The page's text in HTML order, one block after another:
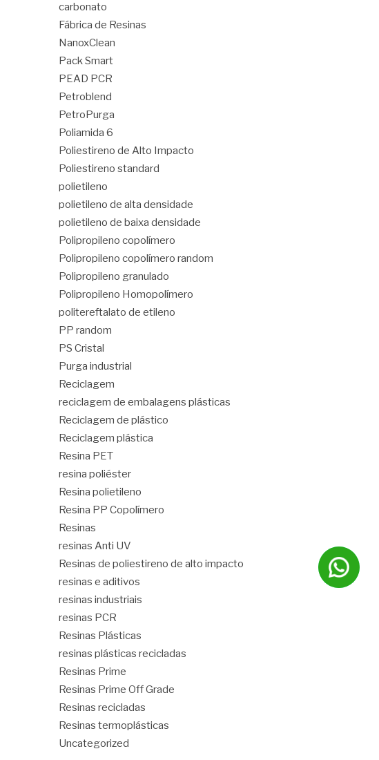
carbonato
Fábrica de Resinas
NanoxClean
Pack Smart
PEAD PCR
Petroblend
PetroPurga
Poliamida 6
Poliestireno de Alto Impacto
Poliestireno standard
polietileno
polietileno de alta densidade
polietileno de baixa densidade
Polipropileno copolímero
Polipropileno copolímero random
Polipropileno granulado
Polipropileno Homopolímero
politereftalato de etileno
PP random
PS Cristal
Purga industrial
Reciclagem
reciclagem de embalagens plásticas
Reciclagem de plástico
Reciclagem plástica
Resina PET
resina poliéster
Resina polietileno
Resina PP Copolímero
Resinas
resinas Anti UV
Resinas de poliestireno de alto impacto
resinas e aditivos
resinas industriais
resinas PCR
Resinas Plásticas
resinas plásticas recicladas
Resinas Prime
Resinas Prime Off Grade
Resinas recicladas
Resinas termoplásticas
Uncategorized